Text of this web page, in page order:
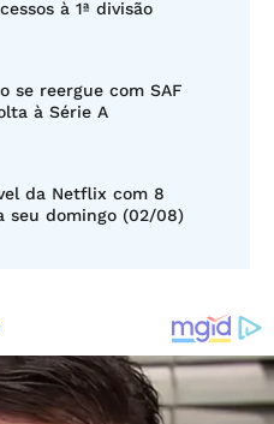
à 1ª divisão
se reergue com SAF
à Série A
da Netflix com 8
seu domingo (02/08)